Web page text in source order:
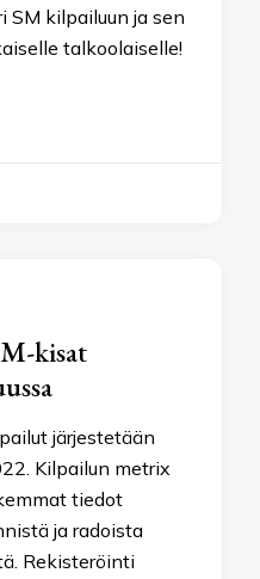
SM kilpailuun ja sen
talkoolaiselle!
kisat
järjestetään
Kilpailun metrix
tiedot
ja radoista
Rekisteröinti